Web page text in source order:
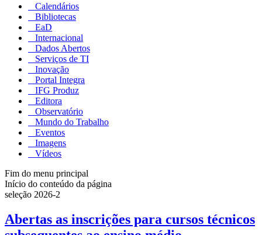
Calendários
Bibliotecas
EaD
Internacional
Dados Abertos
Serviços de TI
Inovação
Portal Integra
IFG Produz
Editora
Observatório
Mundo do Trabalho
Eventos
Imagens
Vídeos
Fim do menu principal
Início do conteúdo da página
seleção 2026-2
Abertas as inscrições para cursos técnicos